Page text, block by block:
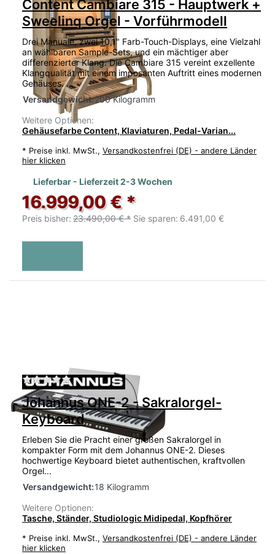
Content Cambiare 315 - Hauptwerk +
Sweelinq Orgel - Vorführmodell
Drei Manuale, zwei 10,1" Farb-Touch-Displays, eine Vielzahl
an wählbaren Sample-Sets, und ein mächtiger aber
differenzierter Klang. Die Cambiare 315 vereint exzellente
Klangqualität mit einem imposanten Auftritt eines modernen
Gehäuses. …
Versandgewicht:200 Kilogramm
Weitere Optionen:
Gehäusefarbe Content, Klaviaturen, Pedal-Varian...
* Preise inkl. MwSt., Versandkostenfrei (DE) - andere Länder
hier klicken
Lieferbar - Lieferzeit 2-3 Wochen
16.999,00 € *
Preis bisher: 23.490,00 € * Sie sparen: 6.491,00 €
Zu diesem Produkt liegen noch keine
Johannus ONE-2 - Sakralorgel-
Keyboard
Erleben Sie die Pracht einer großen Sakralorgel in
kompakter Form mit dem Johannus ONE-2. Dieses
hochwertige Keyboard bietet authentischen, kraftvollen
Orgel...
Versandgewicht:18 Kilogramm
Weitere Optionen:
Tasche, Ständer, Studiologic Midipedal, Kopfhörer
* Preise inkl. MwSt., Versandkostenfrei (DE) - andere Länder
hier klicken